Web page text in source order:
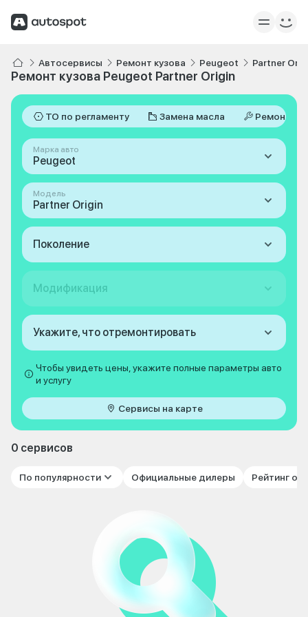
Автосервисы Ремонт кузова Peugeot Partner
Ремонт кузова Peugeot Partner Origin
ТО по регламенту Замена масла Ремонт
Марка авто
Peugeot
Модель
Partner Origin
Поколение
Модификация
Укажите, что отремонтировать
Чтобы увидеть цены, укажите полные параметры авто
и услугу
Сервисы на карте
0 сервисов
По популярности Официальные дилеры Рейтинг